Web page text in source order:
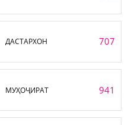
ДАСТАРХОН 707
МУҲОҶИРАТ 941